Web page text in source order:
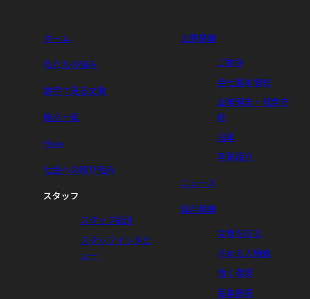
ホーム
私たちの強み
数字で見る文教
拠点一覧
Flow
社会への取り組み
スタッフ
スタッフ紹介
スタッフインタビ
ュー
企業情報
ご挨拶
会社基本情報
企業理念・経営方
針
沿革
事業紹介
ニュース
採用情報
文教を知る
求める人物像
働く環境
募集要項